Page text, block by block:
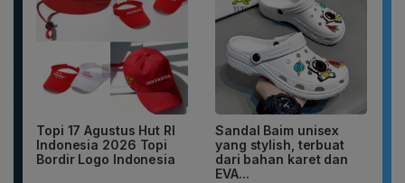
Topi 17 Agustus Hut RI
Indonesia 2026 Topi
Bordir Logo Indonesia
Sandal Baim unisex
yang stylish, terbuat
dari bahan karet dan
EVA...